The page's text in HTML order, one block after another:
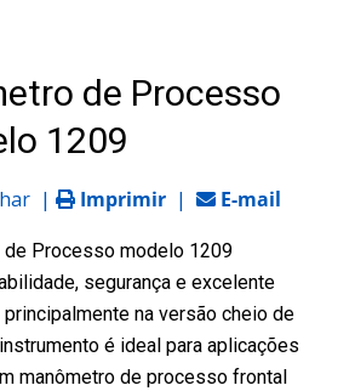
de Processo
1209
| Imprimir | E-mail
de Processo modelo 1209
segurança e excelente
na versão cheio de
é ideal para aplicações
manômetro de processo frontal